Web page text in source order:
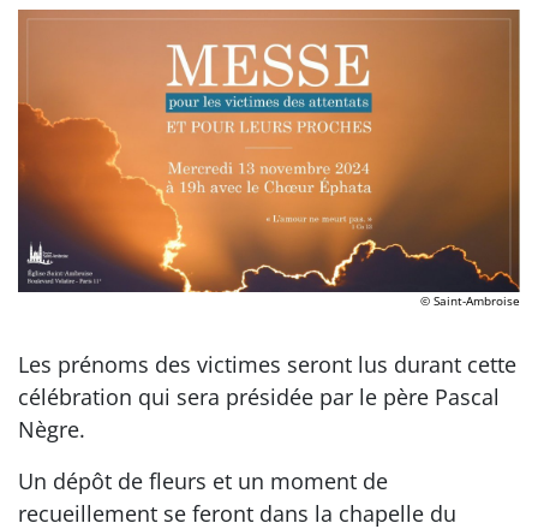
© Saint-Ambroise
Les prénoms des victimes seront lus durant cette
célébration qui sera présidée par le père Pascal
Nègre.
Un dépôt de fleurs et un moment de
recueillement se feront dans la chapelle du